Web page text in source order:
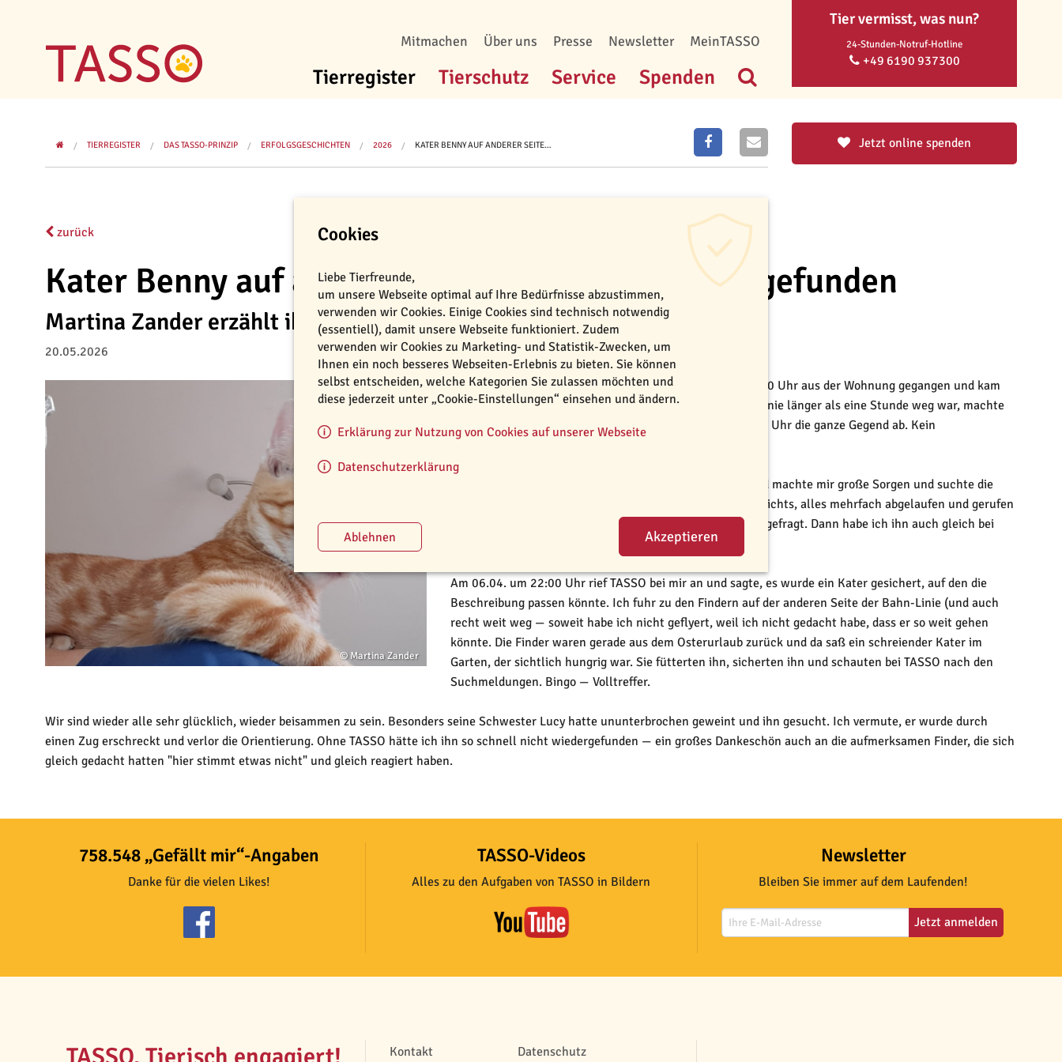
Mitmachen Über uns Presse Newsletter MeinTASSO
Tierregister Tierschutz Service Spenden
Tier vermisst, was nun?
24-Stunden-Notruf-Hotline
+49 6190 937300
TIERREGISTER DAS TASSO-PRINZIP ERFOLGSGESCHICHTEN 2026 KATER BENNY AUF ANDERER SEITE… Jetzt online spenden
zurück
Kater Benny auf anderer Seite der S-Bahn-Linie gefunden
Martina Zander erzählt ihre TASSO-Erfolgsgeschichte
20.05.2026
© Martina Zander
Der acht Monate junge Kater Benny ist am 04.04. um 20:00 Uhr aus der Wohnung gegangen und kam
nicht mehr heim. Da er sonst immer in Rufweite blieb und nie länger als eine Stunde weg war, machte
ich mir um 22:00 Uhr bereits Sorgen und suchte um 24:00 Uhr die ganze Gegend ab. Kein
Ich wohne direkt an der S-Bahn-Strecke nach Freising und machte mir große Sorgen und suchte die
Gleise ab. Kein Benny. Am nächsten Morgen immer noch nichts, alles mehrfach abgelaufen und gerufen
— keine Antwort. Überall Flyer aufgehängt und Nachbarn gefragt. Dann habe ich ihn auch gleich bei
Am 06.04. um 22:00 Uhr rief TASSO bei mir an und sagte, es wurde ein Kater gesichert, auf den die
Beschreibung passen könnte. Ich fuhr zu den Findern auf der anderen Seite der Bahn-Linie (und auch
recht weit weg — soweit habe ich nicht geflyert, weil ich nicht gedacht habe, dass er so weit gehen
könnte. Die Finder waren gerade aus dem Osterurlaub zurück und da saß ein schreiender Kater im
Garten, der sichtlich hungrig war. Sie fütterten ihn, sicherten ihn und schauten bei TASSO nach den
Suchmeldungen. Bingo — Volltreffer.
Wir sind wieder alle sehr glücklich, wieder beisammen zu sein. Besonders seine Schwester Lucy hatte ununterbrochen geweint und ihn gesucht. Ich vermute, er wurde durch
einen Zug erschreckt und verlor die Orientierung. Ohne TASSO hätte ich ihn so schnell nicht wiedergefunden — ein großes Dankeschön auch an die aufmerksamen Finder, die sich
gleich gedacht hatten "hier stimmt etwas nicht" und gleich reagiert haben.
758.548 „Gefällt mir“-Angaben
Danke für die vielen Likes!
TASSO-Videos
Alles zu den Aufgaben von TASSO in Bildern
Newsletter
Bleiben Sie immer auf dem Laufenden!
Jetzt anmelden
Kontakt Datenschutz
Cookies
Liebe Tierfreunde,
um unsere Webseite optimal auf Ihre Bedürfnisse abzustimmen,
verwenden wir Cookies. Einige Cookies sind technisch notwendig
(essentiell), damit unsere Webseite funktioniert. Zudem
verwenden wir Cookies zu Marketing- und Statistik-Zwecken, um
Ihnen ein noch besseres Webseiten-Erlebnis zu bieten. Sie können
selbst entscheiden, welche Kategorien Sie zulassen möchten und
diese jederzeit unter „Cookie-Einstellungen“ einsehen und ändern.
Erklärung zur Nutzung von Cookies auf unserer Webseite
Datenschutzerklärung